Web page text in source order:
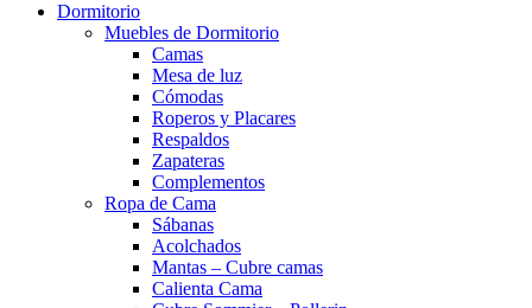
Dormitorio
Muebles de Dormitorio
Camas
Mesa de luz
Cómodas
Roperos y Placares
Respaldos
Zapateras
Complementos
Ropa de Cama
Sábanas
Acolchados
Mantas – Cubre camas
Calienta Cama